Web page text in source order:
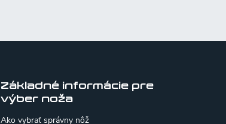
Základné informácie pre
výber noža
Ako vybrať správny nôž